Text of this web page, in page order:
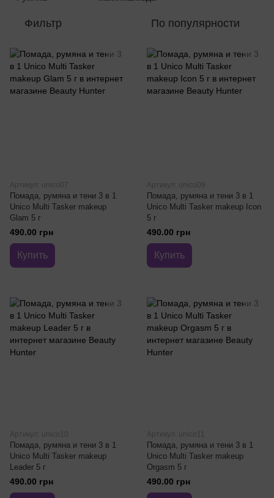
Фильтр По популярности
Артикул: unico07
Помада, румяна и тени 3 в 1
Unico Multi Tasker makeup
Glam 5 г
490.00 грн
Купить
Артикул: unico09
Помада, румяна и тени 3 в 1
Unico Multi Tasker makeup Icon
5 г
490.00 грн
Купить
Артикул: unico10
Помада, румяна и тени 3 в 1
Unico Multi Tasker makeup
Leader 5 г
490.00 грн
Артикул: unico11
Помада, румяна и тени 3 в 1
Unico Multi Tasker makeup
Orgasm 5 г
490.00 грн